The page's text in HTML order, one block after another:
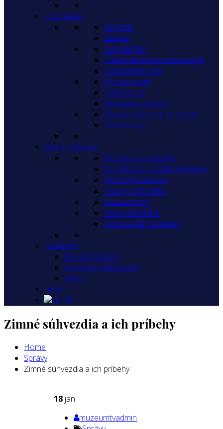
Informácie
Jegyárak
Étel-ital
Nyitvatartás
Tőketerebes nevezetességei
Szálláslehetőség
Múzeumpark
Tokaji borút
Akadálymentesítés
Gyakran ismételt kérdések
Elérhetőség
Online múzeum
Múzejná pedagogika
Az Andrássy család története
Műtárgyadatbázis
Tokaj és ajándéka
Múzeumblog
Online tárlataink
Online kultúrne aktivity
Tárlataink
Állandó tárlatok
Rövidtávú kiállításaink
Video
Hírek
Zimné súhvezdia a ich príbehy
Home
Správy
Zimné súhvezdia a ich príbehy
18 jan
muzeumtvadmin